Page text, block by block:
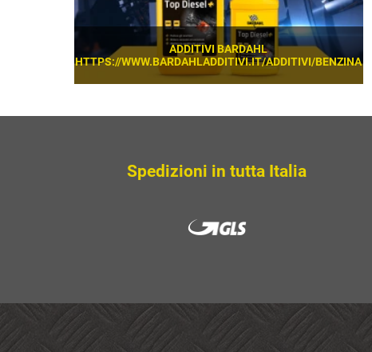
ADDITIVI BARDAHL
HTTPS://WWW.BARDAHLADDITIVI.IT/ADDITIVI/BENZINA
Spedizioni in tutta Italia